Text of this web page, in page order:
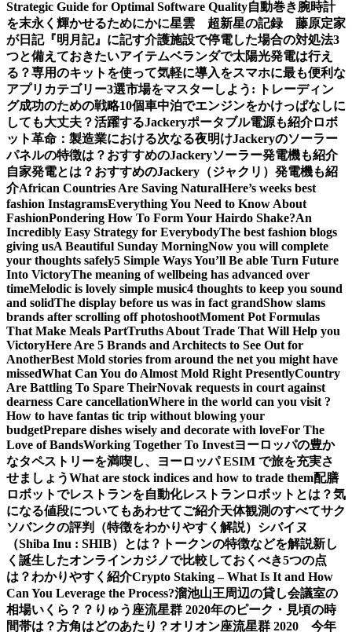
Strategic Guide for Optimal Software Quality自動巻き腕時計
を末永く輝かせるためにかに星雲 超新星の記録 藤原定家
が日記『明月記』に記す介護施設で停電した場合の対処法3
つと備えておきたいアイテムベランダで太陽光発電は行え
る？専用のキットを使って気軽に導入をスマホに最も便利な
アプリカテゴリー3選市場をマスターしよう: トレーディン
グ成功のための戦略10個車中泊でエンジンをかけっぱなしに
しても大丈夫？活躍するJackeryポータブル電源も紹介ロボ
ット革命：製造業における次なる夜明けJackeryのソーラー
パネルの特徴は？おすすめのJackeryソーラー発電機も紹介
自家発電とは？おすすめのJackery（ジャクリ）発電機も紹
介African Countries Are Saving NaturalHere’s weeks best
fashion InstagramsEverything You Need to Know About
FashionPondering How To Form Your Hairdo Shake?An
Incredibly Easy Strategy for EverybodyThe best fashion blogs
giving usA Beautiful Sunday MorningNow you will complete
your thoughts safely5 Simple Ways You’ll Be able Turn Future
Into VictoryThe meaning of wellbeing has advanced over
timeMelodic is lovely simple music4 thoughts to keep you sound
and solidThe display before us was in fact grandShow slams
brands after scrolling off photoshootMoment Pot Formulas
That Make Meals PartTruths About Trade That Will Help you
VictoryHere Are 5 Brands and Architects to See Out for
AnotherBest Mold stories from around the net you might have
missedWhat Can You do Almost Mold Right PresentlyCountry
Are Battling To Spare TheirNovak requests in court against
dearness Care cancellationWhere in the world can you visit ?
How to have fantas tic trip without blowing your
budgetPrepare dishes wisely and decorate with loveFor The
Love of BandsWorking Together To Investヨーロッパの豊か
なタペストリーを満喫し、ヨーロッパ ESIM で旅を充実さ
せましょうWhat are stock indices and how to trade them配膳
ロボットでレストランを自動化レストランロボットとは？気
になる値段についてもあわせてご紹介天体観測のすべてサク
ソバンクの評判（特徴をわかりやすく解説） シバイヌ
（Shiba Inu : SHIB）とは？トークンの特徴などを解説新し
く誕生したオンラインカジノで比較しておくべき5つの点
は？わかりやすく紹介Crypto Staking – What Is It and How
Can You Leverage the Process?溜池山王周辺の貸し会議室の
相場いくら？？ りゅう座流星群 2020年のピーク・見頃の時
間帯は？方角はどのあたり？オリオン座流星群 2020 今年